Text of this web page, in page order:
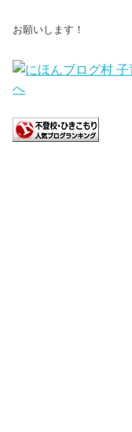
お願いします！